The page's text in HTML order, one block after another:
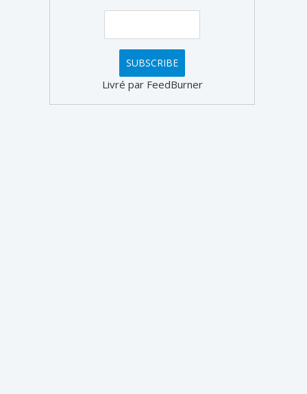
Livré par FeedBurner